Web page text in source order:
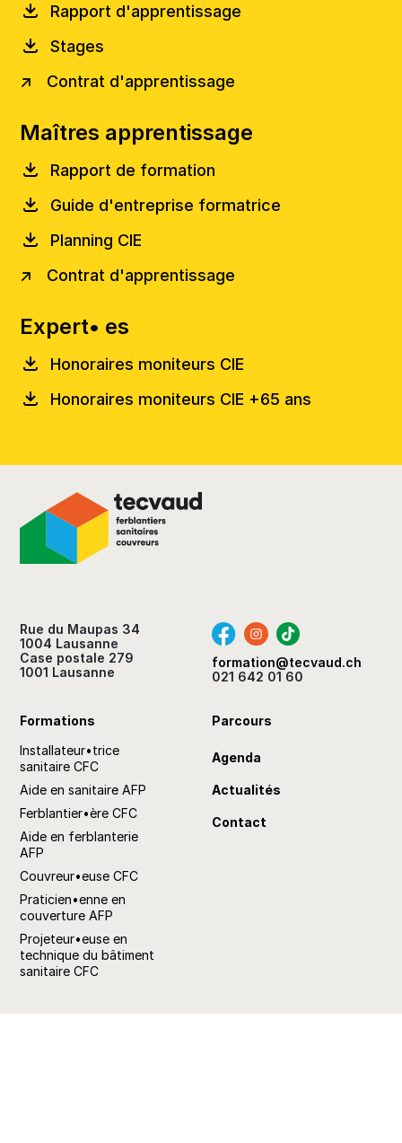
Rapport d'apprentissage
Stages
↗
(lien
Contrat d'apprentissage
Maîtres apprentissage
Rapport de formation
Guide d'entreprise formatrice
Planning CIE
↗
(lien
Contrat d'apprentissage
Expert• es
Honoraires moniteurs CIE
Honoraires moniteurs CIE +65 ans
Rue du Maupas 34
1004 Lausanne
Case postale 279
1001 Lausanne
formation@tecvaud.ch
021 642 01 60
Formations
Installateur•trice
sanitaire CFC
Aide en sanitaire AFP
Ferblantier•ère CFC
Aide en ferblanterie
AFP
Couvreur•euse CFC
Praticien•enne en
couverture AFP
Projeteur•euse en
technique du bâtiment
sanitaire CFC
Parcours
Agenda
Actualités
Contact